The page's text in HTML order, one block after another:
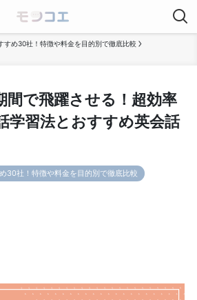
すめ30社！特徴や料金を目的別で徹底比較
間で飛躍させる！超効率
学習法とおすすめ英会話
30社！特徴や料金を目的別で徹底比較